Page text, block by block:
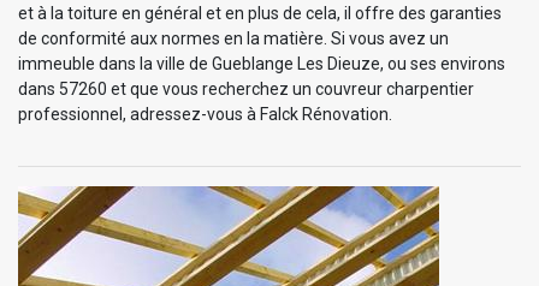
et à la toiture en général et en plus de cela, il offre des garanties
de conformité aux normes en la matière. Si vous avez un
immeuble dans la ville de Gueblange Les Dieuze, ou ses environs
dans 57260 et que vous recherchez un couvreur charpentier
professionnel, adressez-vous à Falck Rénovation.